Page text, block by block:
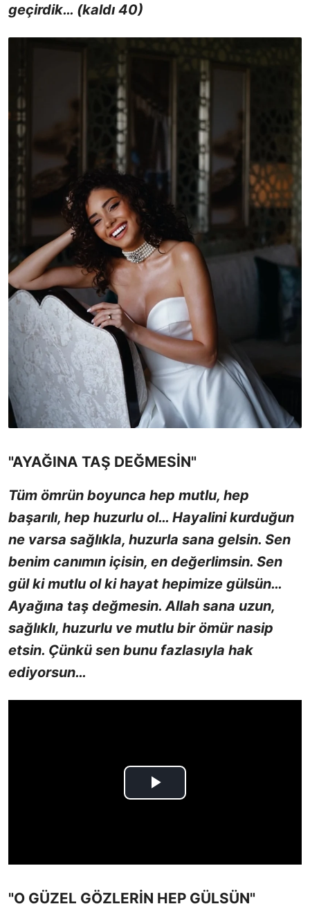
geçirdik… (kaldı 40)
"AYAĞINA TAŞ DEĞMESİN"
Tüm ömrün boyunca hep mutlu, hep
başarılı, hep huzurlu ol… Hayalini kurduğun
ne varsa sağlıkla, huzurla sana gelsin. Sen
benim canımın içisin, en değerlimsin. Sen
gül ki mutlu ol ki hayat hepimize gülsün…
Ayağına taş değmesin. Allah sana uzun,
sağlıklı, huzurlu ve mutlu bir ömür nasip
etsin. Çünkü sen bunu fazlasıyla hak
ediyorsun…
"O GÜZEL GÖZLERİN HEP GÜLSÜN"